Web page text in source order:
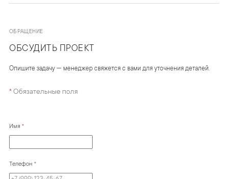
ОБРАЩЕНИЕ
ОБСУДИТЬ ПРОЕКТ
Опишите задачу — менеджер свяжется с вами для уточнения деталей.
*Обязательные поля
Имя *
Телефон *